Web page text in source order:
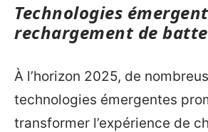
Technologies
rechargement de
À l’horizon 2025, de
technologies émergentes
transformer l’expérience de